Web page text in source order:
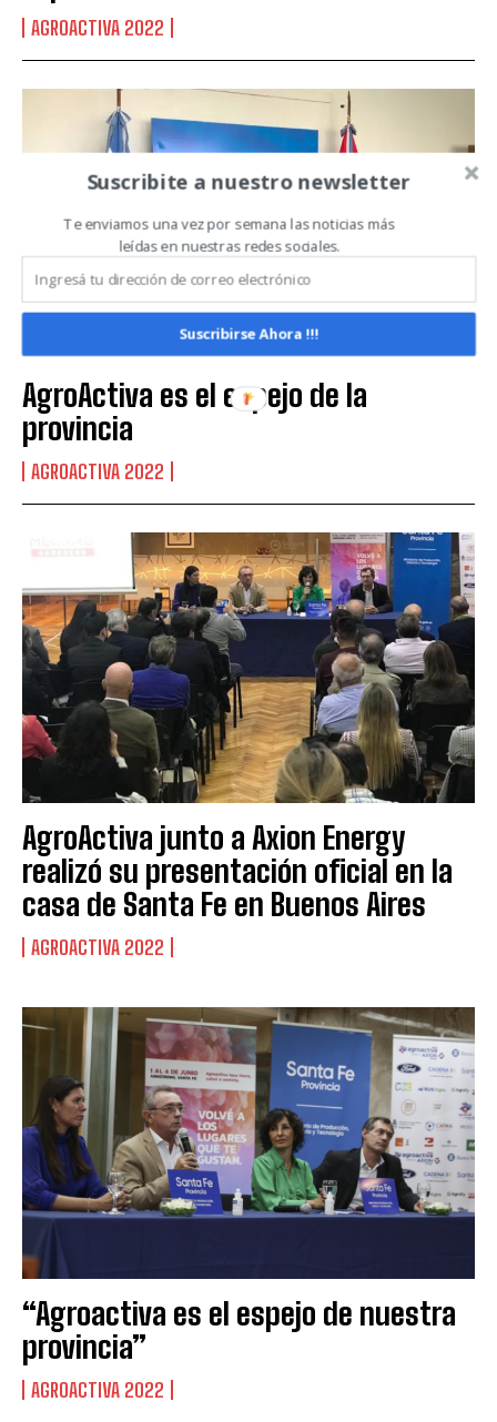
Política de Privacidad
AGROACTIVA 2022
AgroActiva es el espejo de la
provincia
AGROACTIVA 2022
AgroActiva junto a Axion Energy
realizó su presentación oficial en la
casa de Santa Fe en Buenos Aires
AGROACTIVA 2022
“Agroactiva es el espejo de nuestra
provincia”
AGROACTIVA 2022
Suscribite a nuestro newsletter
Te enviamos una vez por semana las noticias más
leídas en nuestras redes sociales.
Suscribirse Ahora !!!